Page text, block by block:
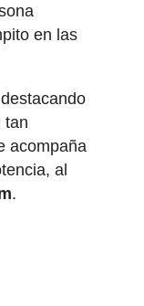
en las
tan
acompaña
al
.